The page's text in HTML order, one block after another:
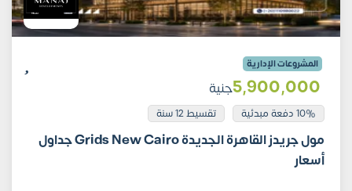
المشروعات الإدارية
5٬900٬000جنية
10% دفعة مبدئية تقسيط 12 سنة
مول جريدز القاهرة الجديدة Grids New Cairo جداول
أسعار